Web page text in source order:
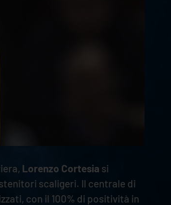
Lorenzo Cortesia si
scaligeri. Il centrale di
con il 100% di positività in